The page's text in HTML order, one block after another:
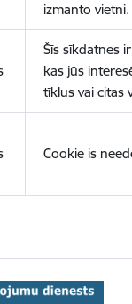
izmanto vietni.
Šīs sīkdatnes
kas jūs
tīklus vai citas
Cookie is